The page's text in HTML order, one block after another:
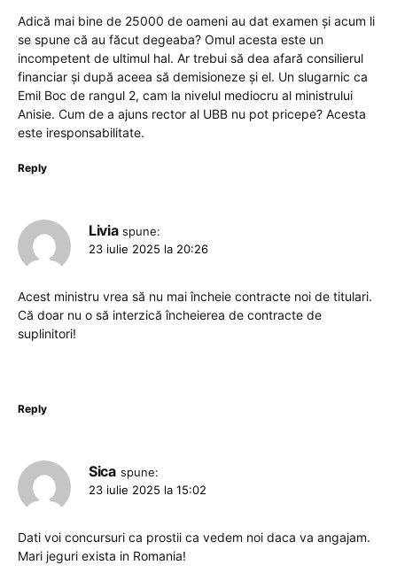
Adică mai bine de 25000 de oameni au dat examen și acum li
se spune că au făcut degeaba? Omul acesta este un
incompetent de ultimul hal. Ar trebui să dea afară consilierul
financiar și după aceea să demisioneze și el. Un slugarnic ca
Emil Boc de rangul 2, cam la nivelul mediocru al ministrului
Anisie. Cum de a ajuns rector al UBB nu pot pricepe? Acesta
este iresponsabilitate.
Reply
Livia spune:
23 iulie 2025 la 20:26
Acest ministru vrea să nu mai încheie contracte noi de titulari.
Că doar nu o să interzică încheierea de contracte de
suplinitori!
Reply
Sica spune:
23 iulie 2025 la 15:02
Dati voi concursuri ca prostii ca vedem noi daca va angajam.
Mari jeguri exista in Romania!